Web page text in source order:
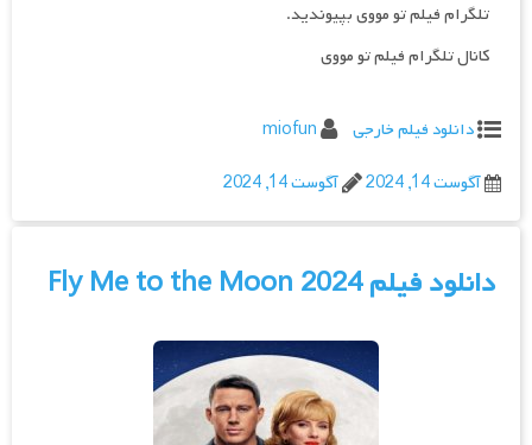
تلگرام فیلم تو مووی بپیوندید.
کانال تلگرام فیلم تو مووی
دانلود فیلم خارجی
miofun
آگوست 14, 2024
آگوست 14, 2024
دانلود فیلم Fly Me to the Moon 2024